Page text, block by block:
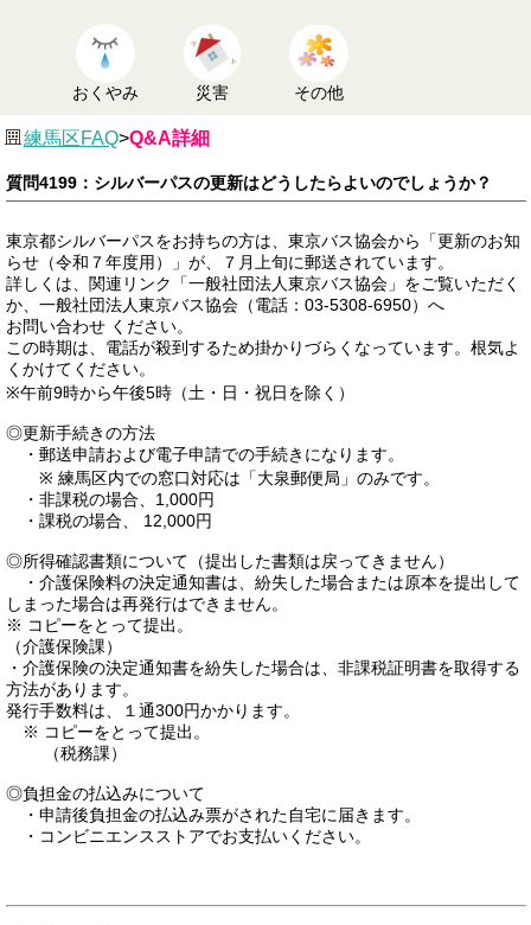
おくやみ 災害 その他
練馬区FAQ>Q&A詳細
質問4199：シルバーパスの更新はどうしたらよいのでしょうか？
東京都シルバーパスをお持ちの方は、東京バス協会から「更新のお知
らせ（令和７年度用）」が、７月上旬に郵送されています。
詳しくは、関連リンク「一般社団法人東京バス協会」をご覧いただく
か、一般社団法人東京バス協会（電話：03-5308-6950）へ
お問い合わせ ください。
この時期は、電話が殺到するため掛かりづらくなっています。根気よ
くかけてください。
※午前9時から午後5時（土・日・祝日を除く）
◎更新手続きの方法
・郵送申請および電子申請での手続きになります。
※ 練馬区内での窓口対応は「大泉郵便局」のみです。
・非課税の場合、1,000円
・課税の場合、 12,000円
◎所得確認書類について（提出した書類は戻ってきません）
・介護保険料の決定通知書は、紛失した場合または原本を提出して
しまった場合は再発行はできません。
※ コピーをとって提出。
（介護保険課）
・介護保険の決定通知書を紛失した場合は、非課税証明書を取得する
方法があります。
発行手数料は、１通300円かかります。
※ コピーをとって提出。
（税務課）
◎負担金の払込みについて
・申請後負担金の払込み票がされた自宅に届きます。
・コンビニエンスストアでお支払いください。